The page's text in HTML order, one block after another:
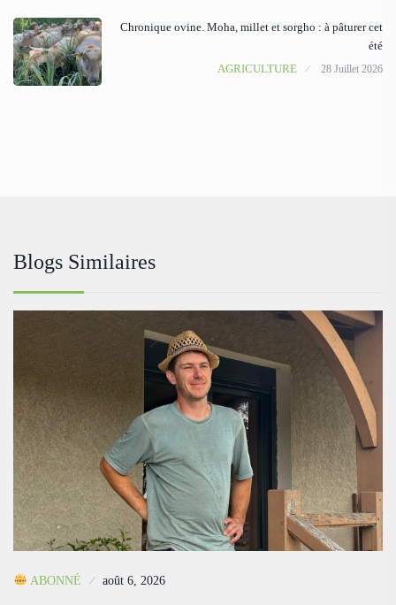
Chronique ovine. Moha, millet et sorgho : à pâturer cet
été
AGRICULTURE
28 Juillet 2026
Blogs Similaires
ABONNÉ août 6, 2026